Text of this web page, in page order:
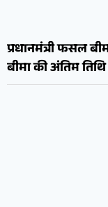
प्रधानमंत्री फसल
बीमा की अंतिम